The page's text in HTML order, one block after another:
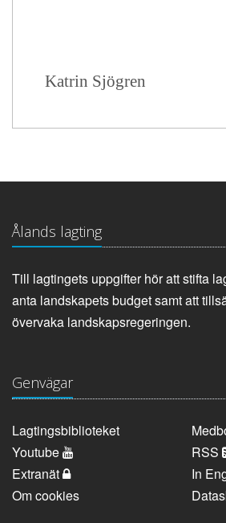
Katrin Sjögren
Ålands lagting
Till lagtingets uppgifter hör att stifta
anta landskapets budget samt att
övervaka landskapsregeringen.
Genvägar
Lagtingsbiblioteket
Youtube
RSS
Extranät
In
Om cookies